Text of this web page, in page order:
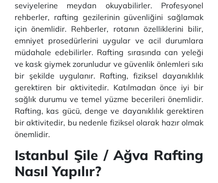
seviyelerine meydan okuyabilirler. Profesyonel
rehberler, rafting gezilerinin güvenliğini sağlamak
için önemlidir. Rehberler, rotanın özelliklerini bilir,
emniyet prosedürlerini uygular ve acil durumlara
müdahale edebilirler. Rafting sırasında can yeleği
ve kask giymek zorunludur ve güvenlik önlemleri sıkı
bir şekilde uygulanır. Rafting, fiziksel dayanıklılık
gerektiren bir aktivitedir. Katılmadan önce iyi bir
sağlık durumu ve temel yüzme becerileri önemlidir.
Rafting, kas gücü, denge ve dayanıklılık gerektiren
bir aktivitedir, bu nedenle fiziksel olarak hazır olmak
önemlidir.
Istanbul Şile / Ağva Rafting
Nasıl Yapılır?